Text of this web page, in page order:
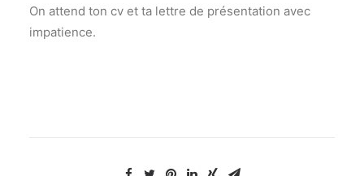
On attend ton cv et ta lettre de présentation avec
impatience.